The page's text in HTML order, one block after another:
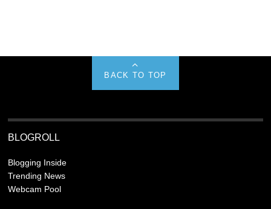
BACK TO TOP
BLOGROLL
Blogging Inside
Trending News
Webcam Pool